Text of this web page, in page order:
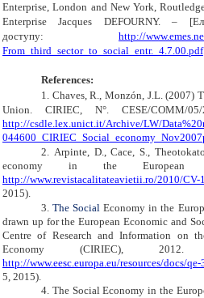
Enterprise, London and New York,
Enterprise Jacques DEFOURNY.–
доступу:
http://
From_third_sector_to_social_entr._4.7.00.pdf
References:
1. Chaves, R., Monzón, J.L. (2007)
Union. CIRIEC, N°. CESE/COMM/
http://csdle.lex.unict.it/Archive/LW/
2. Arpinte, D.,Cace,S.,
economy in the European
http://www.revistacalitateavietii.ro/2010/CV-
2015).
3. The SocialEconomy in the
drawn up for the European Economic and
Centre of Research and Information on
Economy (CIRIEC),
http://www.eesc.europa.eu/resources/docs/
5, 2015).
4. The Social Economy in the